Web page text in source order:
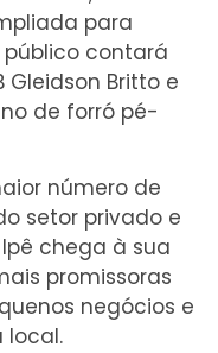
para
contará
Gleidson Britto e
de forró pé-
número de
setor privado e
chega à sua
promissoras
negócios e
local.